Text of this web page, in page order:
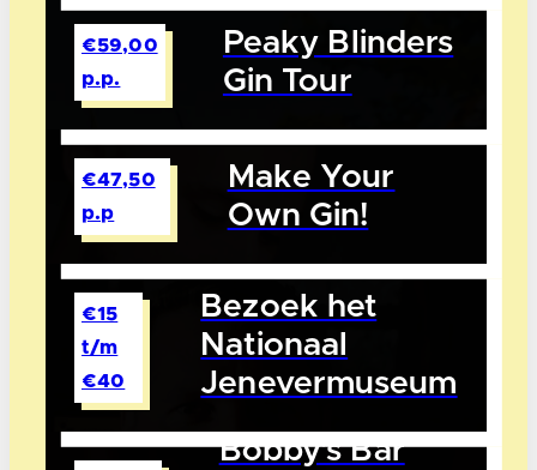
€59,00
p.p.
Peaky Blinders
Gin Tour
€47,50
p.p
Make Your
Own Gin!
€15
t/m
€40
Bezoek het
Nationaal
Jenevermuseum
Bobby’s Bar